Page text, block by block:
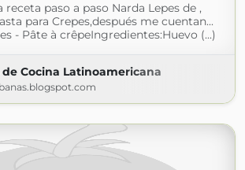
receta paso a paso Narda Lepes de ,
para Crepes,después me cuentan...
- Pâte à crêpeIngredientes:Huevo (...)
de Cocina Latinoamericana